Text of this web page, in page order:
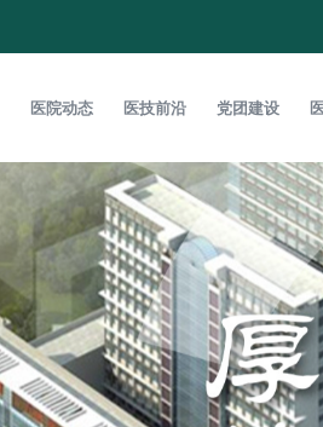
医院动态 医技前沿 党团建设